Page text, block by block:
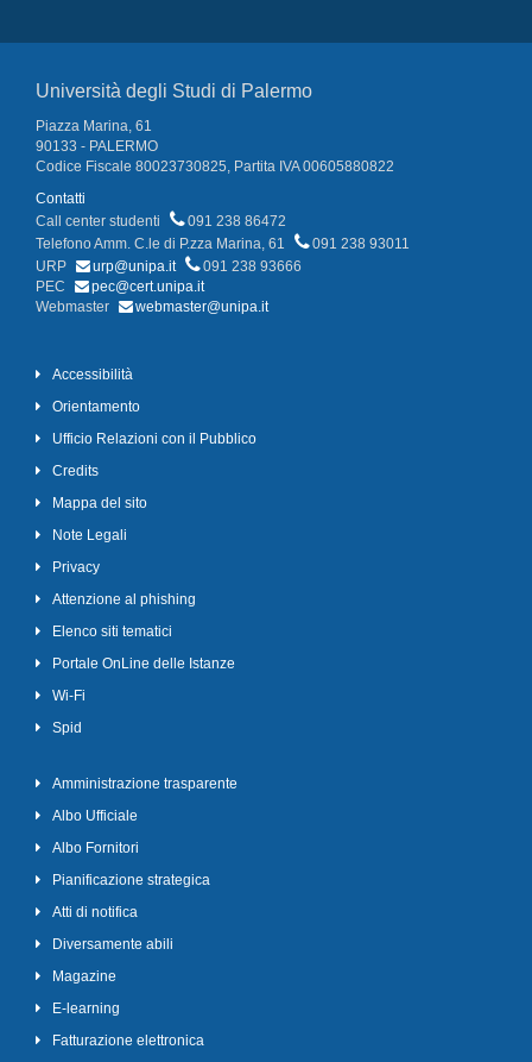
Università degli Studi di Palermo
Piazza Marina, 61
90133 - PALERMO
Codice Fiscale 80023730825, Partita IVA 00605880822
Contatti
Call center studenti
091 238 86472
Telefono Amm. C.le di P.zza Marina, 61
091 238 93011
URP
urp@unipa.it
091 238 93666
PEC
pec@cert.unipa.it
Webmaster
webmaster@unipa.it
Accessibilità
Orientamento
Ufficio Relazioni con il Pubblico
Credits
Mappa del sito
Note Legali
Privacy
Attenzione al phishing
Elenco siti tematici
Portale OnLine delle Istanze
Wi-Fi
Spid
Amministrazione trasparente
Albo Ufficiale
Albo Fornitori
Pianificazione strategica
Atti di notifica
Diversamente abili
Magazine
E-learning
Fatturazione elettronica